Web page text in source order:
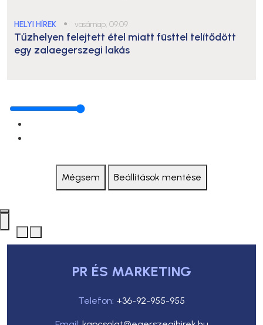
HELYI HÍREK ● vasárnap, 09:09
Tűzhelyen felejtett étel miatt füsttel telítődött
egy zalaegerszegi lakás
Mégsem Beállítások mentése
PR ÉS MARKETING
Telefon: +36-92-955-955